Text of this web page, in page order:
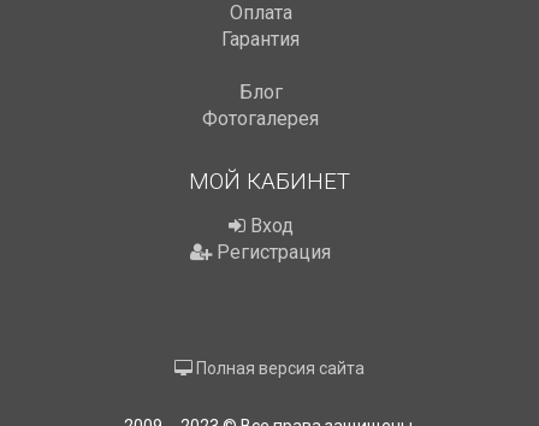
Оплата
Гарантия
Блог
Фотогалерея
МОЙ КАБИНЕТ
Вход
Регистрация
Полная версия сайта